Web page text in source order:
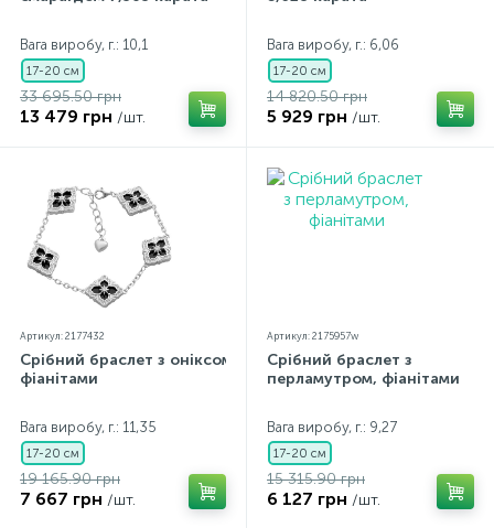
Вага виробу, г.: 10,1
17-20 см
33 695.50 грн
13 479 грн /шт.
Вага виробу, г.: 6,06
17-20 см
14 820.50 грн
5 929 грн /шт.
Артикул: 2177432
Срібний браслет з оніксом,
фіанітами
Вага виробу, г.: 11,35
17-20 см
19 165.90 грн
7 667 грн /шт.
Артикул: 2175957w
Срібний браслет з
перламутром, фіанітами
Вага виробу, г.: 9,27
17-20 см
15 315.90 грн
6 127 грн /шт.
Про насСрібні ланцюжки
Срібні сувеніри
Золоті ланцюги